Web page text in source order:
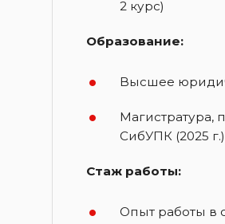
2 курс)
Образование:
Высшее
Магистратура,
СибУПК (2025
Стаж работы:
Опыт работы в